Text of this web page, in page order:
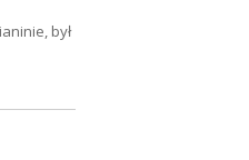
był